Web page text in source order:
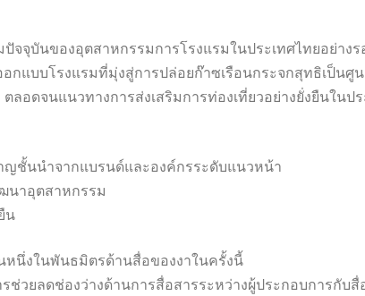
จุบันของอุตสาหกรรมการโรงแรมในประเทศไทยอย่าง
แบบโรงแรมที่มุ่งสู่การปล่อยก๊าซเรือนกระจกสุทธิเป็นศู
อดจนแนวทางการส่งเสริมการท่องเที่ยวอย่างยั่งยืนในปร
ญชั้นนำจากแบรนด์และองค์กรระดับแนวหน้า
นาอุตสาหกรรม
น
หนึ่งในพันธมิตรด้านสื่อของงาในครั้งนี้
วยลดช่องว่างด้านการสื่อสารระหว่างผู้ประกอบการกับ